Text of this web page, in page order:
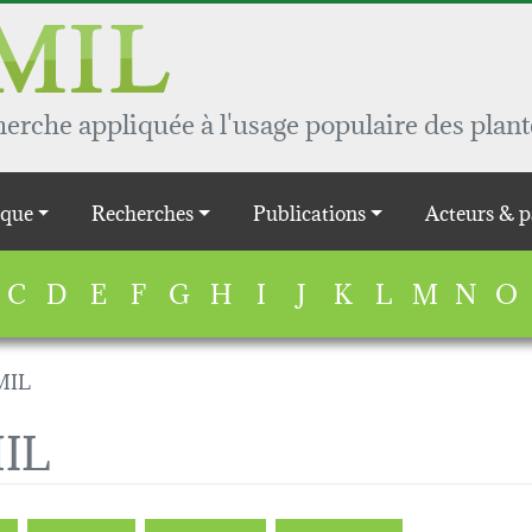
appliquée à l'usage populaire des
Recherches Publications Acteurs &
C D E F G H I J K L M N O